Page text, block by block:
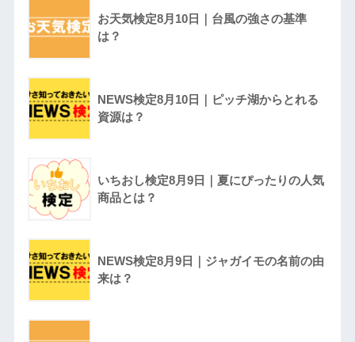
お天気検定8月10日｜台風の強さの基準
は？
NEWS検定8月10日｜ピッチ湖からとれる
資源は？
いちおし検定8月9日｜夏にぴったりの人気
商品とは？
NEWS検定8月9日｜ジャガイモの名前の由
来は？